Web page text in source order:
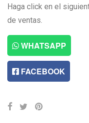
Haga click en el
de ventas.
WHATSAPP
FACEBOOK